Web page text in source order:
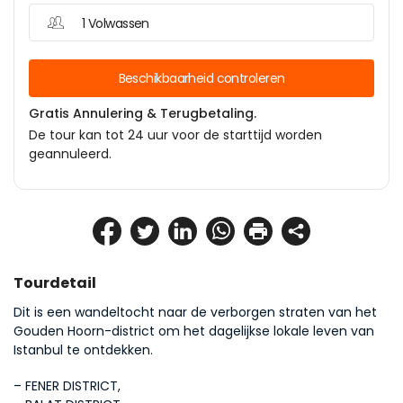
Tourdetail
Dit is een wandeltocht naar de verborgen straten van het
Gouden Hoorn-district om het dagelijkse lokale leven van
Istanbul te ontdekken.
– FENER DISTRICT,
1 Volwassen
Beschikbaarheid controleren
Gratis Annulering & Terugbetaling.
De tour kan tot 24 uur voor de starttijd worden
geannuleerd.